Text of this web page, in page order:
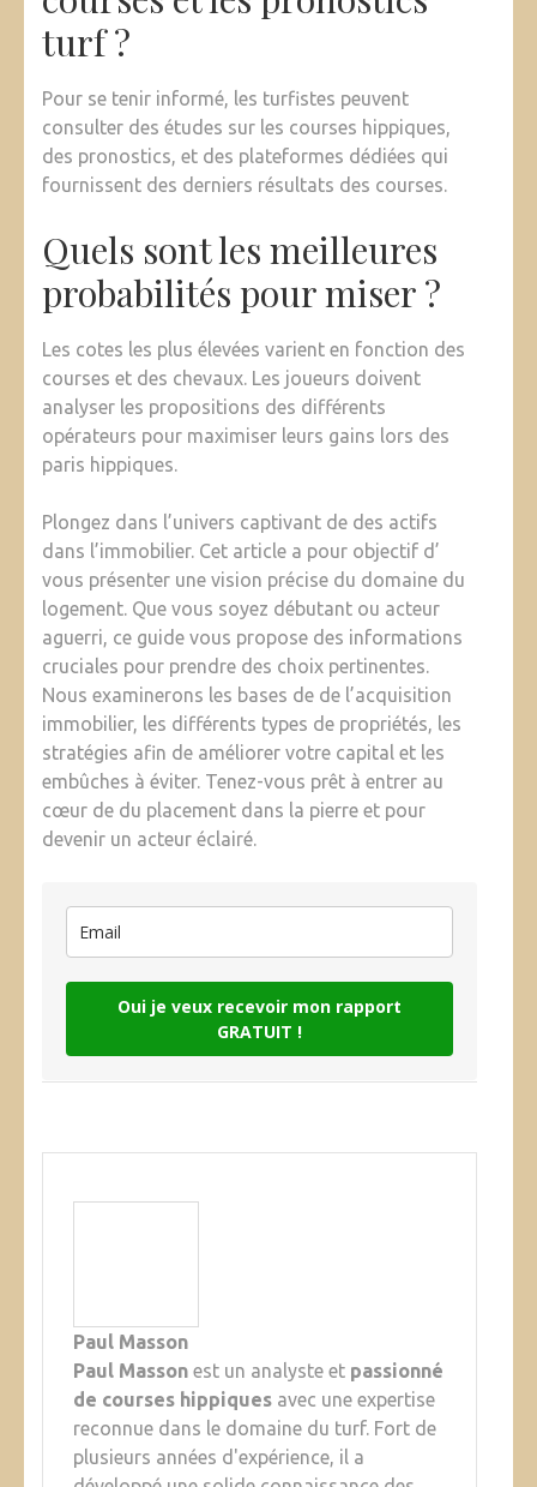
turf ?
Pour se tenir informé, les turfistes peuvent
consulter des études sur les courses hippiques,
des pronostics, et des plateformes dédiées qui
fournissent des derniers résultats des courses.
Quels sont les meilleures
probabilités pour miser ?
Les cotes les plus élevées varient en fonction des
courses et des chevaux. Les joueurs doivent
analyser les propositions des différents
opérateurs pour maximiser leurs gains lors des
paris hippiques.
Plongez dans l’univers captivant de des actifs
dans l’immobilier. Cet article a pour objectif d’
vous présenter une vision précise du domaine du
logement. Que vous soyez débutant ou acteur
aguerri, ce guide vous propose des informations
cruciales pour prendre des choix pertinentes.
Nous examinerons les bases de de l’acquisition
immobilier, les différents types de propriétés, les
stratégies afin de améliorer votre capital et les
embûches à éviter. Tenez-vous prêt à entrer au
cœur de du placement dans la pierre et pour
devenir un acteur éclairé.
Oui je veux recevoir mon rapport
GRATUIT !
Paul Masson
Paul Masson est un analyste et passionné
de courses hippiques avec une expertise
reconnue dans le domaine du turf. Fort de
plusieurs années d'expérience, il a